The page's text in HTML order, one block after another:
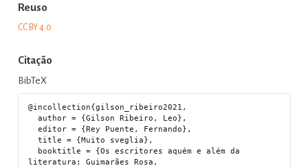
Reuso
CC BY 4.0
Citação
BibTeX
@incollection{gilson_ribeiro2021,
  author = {Gilson Ribeiro, Leo},
  editor = {Rey Puente, Fernando},
  title = {Muito sveglia},
literatura: Guimarães Rosa,